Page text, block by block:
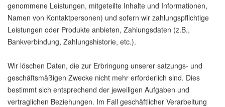
genommene Leistungen, mitgeteilte Inhalte und Informationen,
Namen von Kontaktpersonen) und sofern wir zahlungspflichtige
Leistungen oder Produkte anbieten, Zahlungsdaten (z.B.,
Bankverbindung, Zahlungshistorie, etc.).
Wir löschen Daten, die zur Erbringung unserer satzungs- und
geschäftsmäßigen Zwecke nicht mehr erforderlich sind. Dies
bestimmt sich entsprechend der jeweiligen Aufgaben und
vertraglichen Beziehungen. Im Fall geschäftlicher Verarbeitung